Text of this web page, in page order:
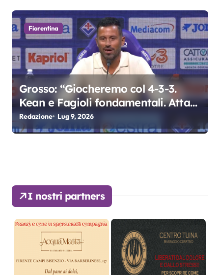
Fiorentina
Grosso: “Giocheremo col 4-3-3.
Kean e Fagioli fondamentali. Atta
grande colpo”
Redazione Lug 9, 2026
I nostri partners